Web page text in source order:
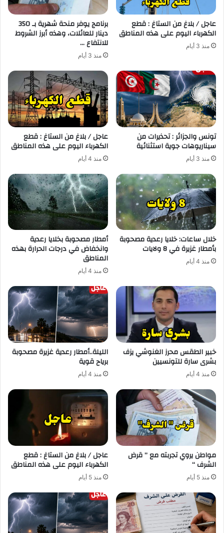
عاجل / بلاغ من الستاغ : قطع
الكهرباء اليوم على هذه المناطق
منذ 3 أيام
برنامج يوفر منحة شهرية بـ 350
دينار للعائلات، وهذه أبرز الشروط
للانتفاع …
منذ 3 أيام
تونس والجزائر : تحذيرات من
سيناريوهات جوية استثنائية
منذ 3 أيام
عاجل / بلاغ من الستاغ : قطع
الكهرباء اليوم على هذه المناطق
منذ 4 أيام
خلال ساعات: خلايا رعدية مصحوبة
بأمطار غزيرة في 8 ولايات
منذ 4 أيام
أمطار مصحوبة بخلايا رعدية
وانخفاض في درجات الحرارة بهذه
المناطق
منذ 4 أيام
خبير الطقس محرز الغنوشي يزف
بشرى سارة للتونسيين
منذ 4 أيام
الليلة..أمطار رعدية غزيرة مصحوبة
برياح قوية
منذ 4 أيام
مواطن يروي تجربته مع ” قرض
الشرف “
منذ 5 أيام
عاجل / بلاغ من الستاغ : قطع
الكهرباء اليوم على هذه المناطق
منذ 5 أيام